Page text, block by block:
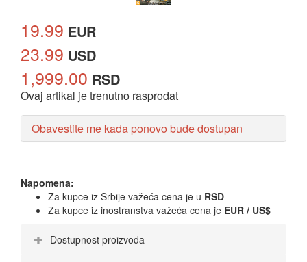
19.99 EUR
23.99 USD
1,999.00 RSD
Ovaj artikal je trenutno rasprodat
Obavestite me kada ponovo bude dostupan
Napomena:
Za kupce iz Srbije važeća cena je u RSD
Za kupce iz inostranstva važeća cena je EUR / US$
Dostupnost proizvoda